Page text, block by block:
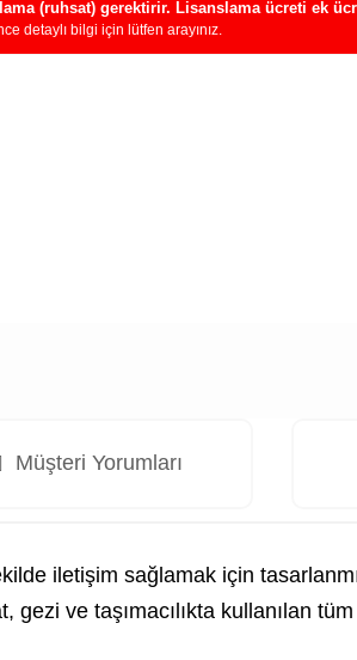
(ruhsat) gerektirir. Lisanslama ücreti ek
detaylı bilgi için lütfen arayınız.
Müşteri Yorumları
iletişim sağlamak için
ve taşımacılıkta kullanılan